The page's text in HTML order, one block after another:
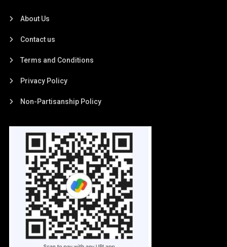
About Us
Contact us
Terms and Conditions
Privacy Policy
Non-Partisanship Policy